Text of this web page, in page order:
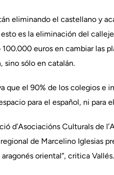
eliminando el castellano y
es la eliminación del
euros en cambiar las
sino sólo en catalán.
que el 90% de los colegios e
para el español, ni para
d’Asociacións Culturals de
de Marcelino Iglesias
oriental”, critica Vallés.